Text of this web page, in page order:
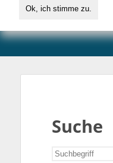
Suche
Ok, ich stimme zu.